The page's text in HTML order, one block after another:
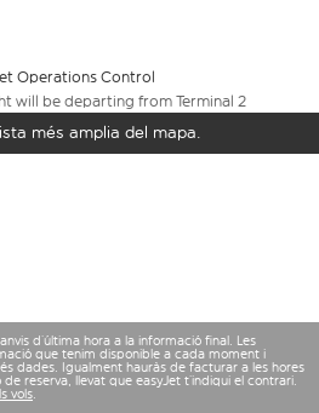
Operations Control
will be departing from Terminal 2
més amplia del mapa.
d’última hora a la informació final. Les
que tenim disponible a cada moment i
dades. Igualment hauràs de facturar a les hores
reserva, llevat que easyJet t’indiqui el contrari.
vols.